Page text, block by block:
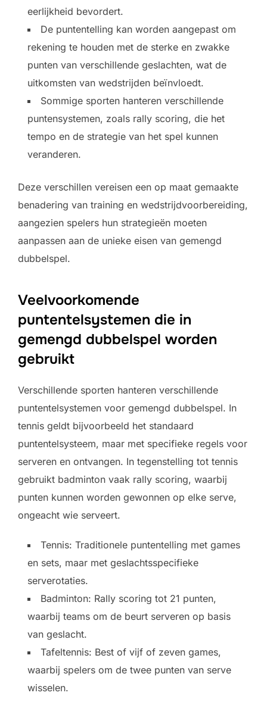
eerlijkheid bevordert.
De puntentelling kan worden aangepast om
rekening te houden met de sterke en zwakke
punten van verschillende geslachten, wat de
uitkomsten van wedstrijden beïnvloedt.
Sommige sporten hanteren verschillende
puntensystemen, zoals rally scoring, die het
tempo en de strategie van het spel kunnen
veranderen.
Deze verschillen vereisen een op maat gemaakte
benadering van training en wedstrijdvoorbereiding,
aangezien spelers hun strategieën moeten
aanpassen aan de unieke eisen van gemengd
dubbelspel.
Veelvoorkomende
puntentelsystemen die in
gemengd dubbelspel worden
gebruikt
Verschillende sporten hanteren verschillende
puntentelsystemen voor gemengd dubbelspel. In
tennis geldt bijvoorbeeld het standaard
puntentelsysteem, maar met specifieke regels voor
serveren en ontvangen. In tegenstelling tot tennis
gebruikt badminton vaak rally scoring, waarbij
punten kunnen worden gewonnen op elke serve,
ongeacht wie serveert.
Tennis: Traditionele puntentelling met games
en sets, maar met geslachtsspecifieke
serverotaties.
Badminton: Rally scoring tot 21 punten,
waarbij teams om de beurt serveren op basis
van geslacht.
Tafeltennis: Best of vijf of zeven games,
waarbij spelers om de twee punten van serve
wisselen.